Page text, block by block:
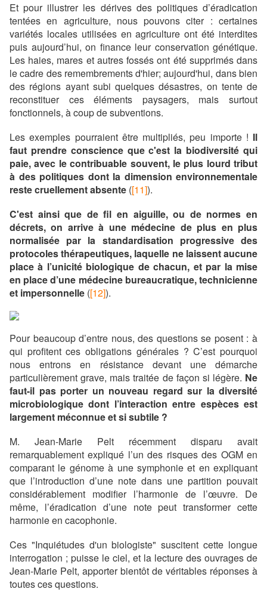
Et pour illustrer les dérives des politiques d’éradication
tentées en agriculture, nous pouvons citer : certaines
variétés locales utilisées en agriculture ont été interdites
puis aujourd’hui, on finance leur conservation génétique.
Les haies, mares et autres fossés ont été supprimés dans
le cadre des remembrements d'hier; aujourd'hui, dans bien
des régions ayant subi quelques désastres, on tente de
reconstituer ces éléments paysagers, mais surtout
fonctionnels, à coup de subventions.
Les exemples pourraient être multipliés, peu importe ! Il
faut prendre conscience que c'est la biodiversité qui
paie, avec le contribuable souvent, le plus lourd tribut
à des politiques dont la dimension environnementale
reste cruellement absente ([11]).
C'est ainsi que de fil en aiguille, ou de normes en
décrets, on arrive à une médecine de plus en plus
normalisée par la standardisation progressive des
protocoles thérapeutiques, laquelle ne laissent aucune
place à l’unicité biologique de chacun, et par la mise
en place d’une médecine bureaucratique, technicienne
et impersonnelle ([12]).
Pour beaucoup d’entre nous, des questions se posent : à
qui profitent ces obligations générales ? C’est pourquoi
nous entrons en résistance devant une démarche
particulièrement grave, mais traitée de façon si légère. Ne
faut-il pas porter un nouveau regard sur la diversité
microbiologique dont l’interaction entre espèces est
largement méconnue et si subtile ?
M. Jean-Marie Pelt récemment disparu avait
remarquablement expliqué l’un des risques des OGM en
comparant le génome à une symphonie et en expliquant
que l’introduction d’une note dans une partition pouvait
considérablement modifier l’harmonie de l’œuvre. De
même, l’éradication d’une note peut transformer cette
harmonie en cacophonie.
Ces "Inquiétudes d'un biologiste" suscitent cette longue
interrogation ; puisse le ciel, et la lecture des ouvrages de
Jean-Marie Pelt, apporter bientôt de véritables réponses à
toutes ces questions.